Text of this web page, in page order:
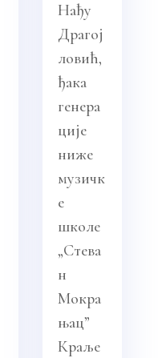
Нађу
Драгој
ловић,
ђака
генера
ције
ниже
музичк
е
школе
„Стева
н
Мокра
њац”
Краље